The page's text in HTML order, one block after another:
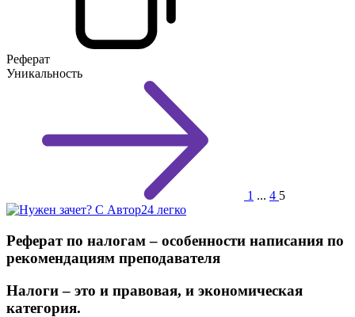
Реферат
Уникальность
1 ... 4 5
Реферат по налогам – особенности написания по
рекомендациям преподавателя
Налоги – это и правовая, и экономическая
категория.